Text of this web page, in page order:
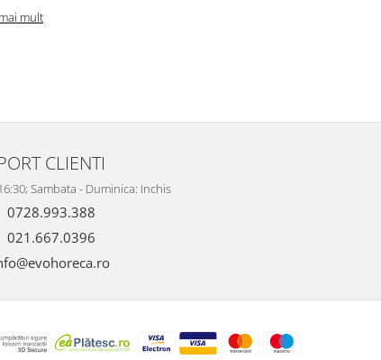
mult
CLIENTI
Sambata - Duminica: Inchis
0728.993.388
021.667.0396